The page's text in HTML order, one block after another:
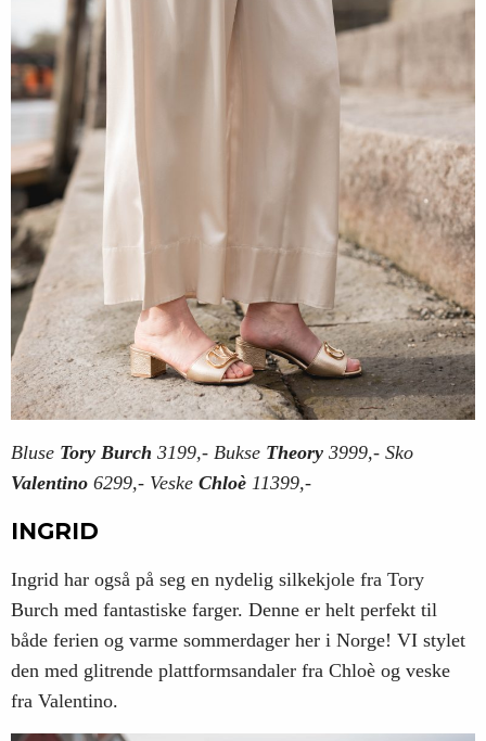
Bluse Tory Burch 3199,- Bukse Theory 3999,- Sko
Valentino 6299,- Veske Chloè 11399,-
INGRID
Ingrid har også på seg en nydelig silkekjole fra Tory
Burch med fantastiske farger. Denne er helt perfekt til
både ferien og varme sommerdager her i Norge! VI stylet
den med glitrende plattformsandaler fra Chloè og veske
fra Valentino.